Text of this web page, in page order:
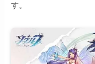
す。